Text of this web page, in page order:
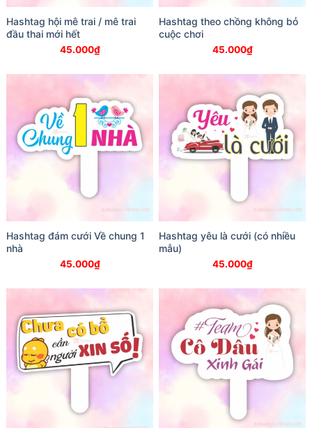
Hashtag hội mê trai / mê trai
đầu thai mới hết
45.000₫
Hashtag theo chồng không bỏ
cuộc chơi
45.000₫
Hashtag đám cưới Về chung 1
nhà
45.000₫
Hashtag yêu là cưới (có nhiều
mẫu)
45.000₫